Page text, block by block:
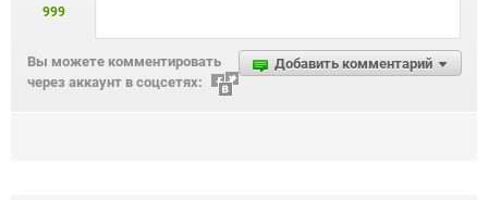
999
Добавить комментарий
Вы можете комментировать
через аккаунт в соцсетях: